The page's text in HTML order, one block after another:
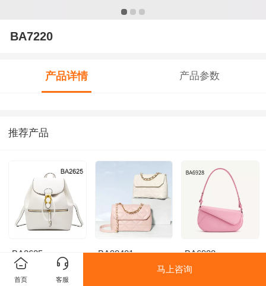
BA7220
产品详情 产品参数
推荐产品
BA2625 BA98401 BA6928
首页 客服
马上咨询